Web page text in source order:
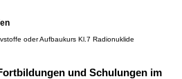
oder Aufbaukurs Kl.7 Radionuklide
und Schulungen im